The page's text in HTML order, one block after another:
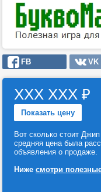
FB VK
ХХХ ХХХ ₽
Показать цену
Вот сколько стоит
средняя цена была
объявления о продаже.
Ниже смотри